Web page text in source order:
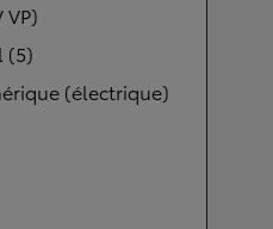
(5)
(électrique)